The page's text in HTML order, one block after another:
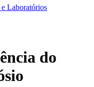
e Laboratórios
do